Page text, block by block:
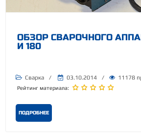
ОБЗОР СВАРОЧНОГО
И 180
Сварка / 03.10.2014 / 11178
Рейтинг материала:
ПОДРОБНЕЕ